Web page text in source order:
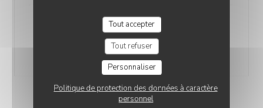
Tout accepter
Tout refuser
Personnaliser
Politique de protection des données à caractère
personnel
Le Carpaccio de boeuf Charolais
Pesto Genovaise et Grana Padano
20,50 EUR